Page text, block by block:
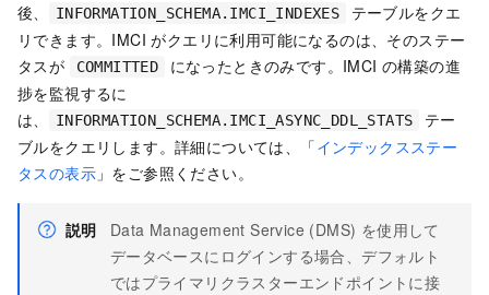
後、
INFORMATION_SCHEMA.IMCI_INDEXES
テーブルをクエ
リできます。IMCI がクエリに利用可能になるのは、そのステー
タスが
COMMITTED
になったときのみです。IMCI の構築の進
捗を監視するに
は、
INFORMATION_SCHEMA.IMCI_ASYNC_DDL_STATS
テー
ブルをクエリします。詳細については、「インデックスステー
タスの表示 」をご参照ください。
説明 Data Management Service (DMS) を使用して
データベースにログインする場合、デフォルト
ではプライマリ クラスターエンドポイント に接